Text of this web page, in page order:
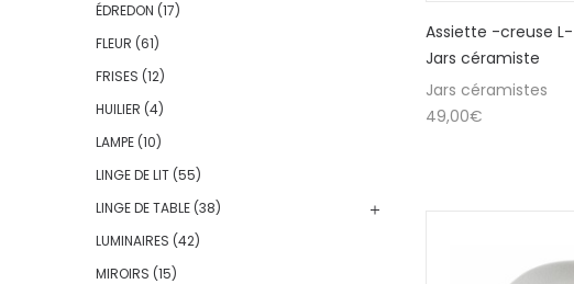
Assiette -creuse
Jars céramiste
Jars céramistes
49,00€
ÉDREDON (17)
FLEUR (61)
FRISES (12)
HUILIER (4)
LAMPE (10)
LINGE DE LIT (55)
LINGE DE TABLE (38)
LUMINAIRES (42)
MIROIRS (15)